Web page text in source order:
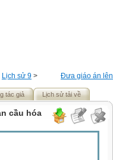
Đưa giáo án lên
Lịch sử 9 >
tác giả Lịch sử tải về
cầu hóa